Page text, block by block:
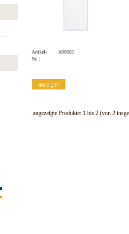
Artikel-
Nr. :
A00603
angezeigte Produkte: 1 bis 2 (von 2